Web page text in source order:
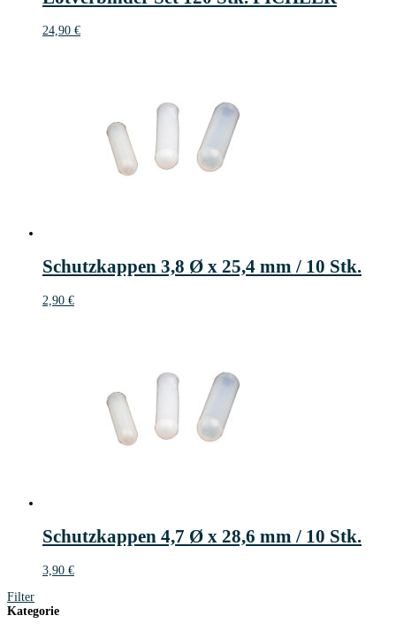
24,90 €
Schutzkappen 3,8 Ø x 25,4 mm / 10 Stk.
2,90 €
Schutzkappen 4,7 Ø x 28,6 mm / 10 Stk.
3,90 €
Filter
Kategorie